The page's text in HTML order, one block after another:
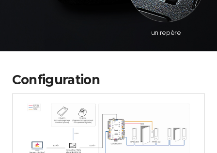
un repère
Configuration